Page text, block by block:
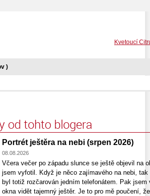
Kvetoucí
)
od tohto blogera
Portrét ještěra na nebi (srpen 2026)
08.08.2026
Včera večer po západu slunce se ještě objevil na
jsem vyfotil. Když je něco zajímavého na nebi,
byl totiž rozčarován jedním telefonátem. Pak
okna vidět tajemný ještěr. Je to pro mě poučení,